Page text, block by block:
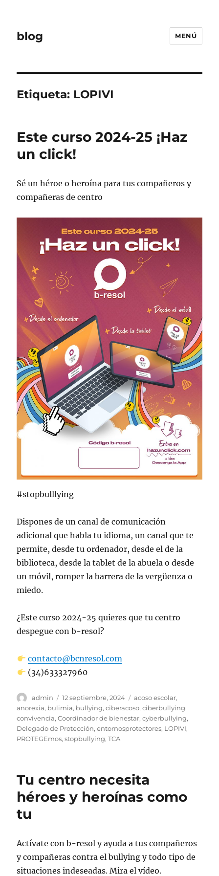
blog MENÚ
Etiqueta: LOPIVI
Este curso 2024-25 ¡Haz
un click!
Sé un héroe o heroína para tus compañeros y
compañeras de centro
#stopbulllying
Dispones de un canal de comunicación
adicional que habla tu idioma, un canal que te
permite, desde tu ordenador, desde el de la
biblioteca, desde la tablet de la abuela o desde
un móvil, romper la barrera de la vergüenza o
miedo.
¿Este curso 2024-25 quieres que tu centro
despegue con b-resol?
contacto@bcnresol.com
(34)633327960
Autor
admin
Publicado
el
12 septiembre, 2024 Etiquetas
acoso escolar,
anorexia, bulimia, bullying,ciberacoso,ciberbullying,
convivencia,Coordinador de bienestar,cyberbullying,
Delegado de Protección,entornosprotectores, LOPIVI,
PROTEGEmos,stopbullying,TCA
Tu centro necesita
héroes y heroínas como
tu
Actívate con b-resol y ayuda a tus compañeros
y compañeras contra el bullying y todo tipo de
situaciones indeseadas. Mira el vídeo.